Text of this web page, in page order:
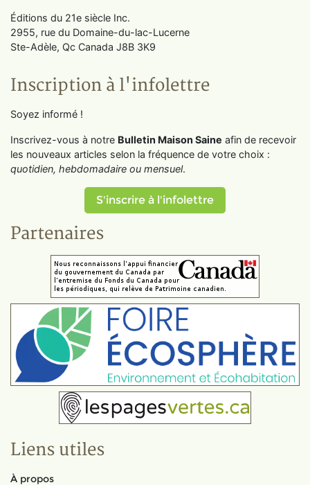
Éditions du 21e siècle Inc.
2955, rue du Domaine-du-lac-Lucerne
Ste-Adèle, Qc Canada J8B 3K9
Inscription à l'infolettre
Soyez informé !
Inscrivez-vous à notre Bulletin Maison Saine afin de recevoir
les nouveaux articles selon la fréquence de votre choix :
quotidien, hebdomadaire ou mensuel.
S'inscrire à l'infolettre
Partenaires
Liens utiles
À propos